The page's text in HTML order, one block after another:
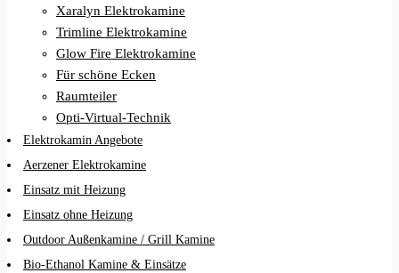
Xaralyn Elektrokamine
Trimline Elektrokamine
Glow Fire Elektrokamine
Für schöne Ecken
Raumteiler
Opti-Virtual-Technik
Elektrokamin Angebote
Aerzener Elektrokamine
Einsatz mit Heizung
Einsatz ohne Heizung
Outdoor Außenkamine / Grill Kamine
Bio-Ethanol Kamine & Einsätze